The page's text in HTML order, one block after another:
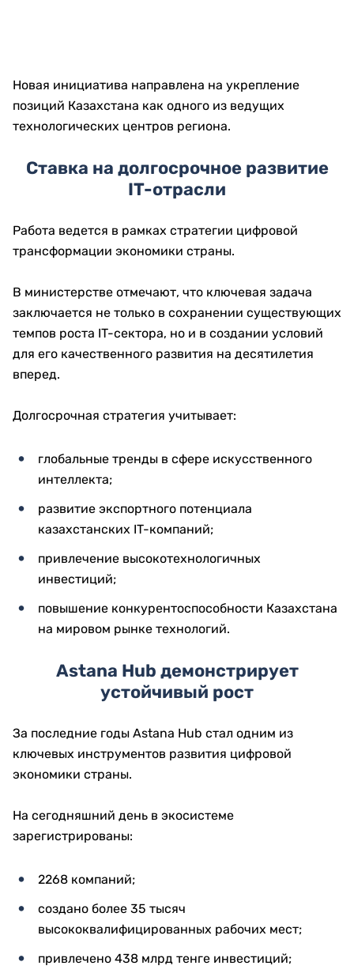
Новая инициатива направлена на укрепление
позиций Казахстана как одного из ведущих
технологических центров региона.
Ставка на долгосрочное развитие
IT-отрасли
Работа ведется в рамках стратегии цифровой
трансформации экономики страны.
В министерстве отмечают, что ключевая задача
заключается не только в сохранении существующих
темпов роста IT-сектора, но и в создании условий
для его качественного развития на десятилетия
вперед.
Долгосрочная стратегия учитывает:
глобальные тренды в сфере искусственного
интеллекта;
развитие экспортного потенциала
казахстанских IT-компаний;
привлечение высокотехнологичных
инвестиций;
повышение конкурентоспособности Казахстана
на мировом рынке технологий.
Astana Hub демонстрирует
устойчивый рост
За последние годы Astana Hub стал одним из
ключевых инструментов развития цифровой
экономики страны.
На сегодняшний день в экосистеме
зарегистрированы:
2268 компаний;
создано более 35 тысяч
высококвалифицированных рабочих мест;
привлечено 438 млрд тенге инвестиций;